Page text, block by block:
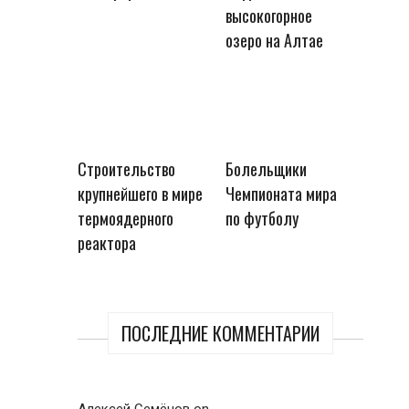
высокогорное
озеро на Алтае
Строительство
крупнейшего в мире
термоядерного
реактора
Болельщики
Чемпионата мира
по футболу
ПОСЛЕДНИЕ КОММЕНТАРИИ